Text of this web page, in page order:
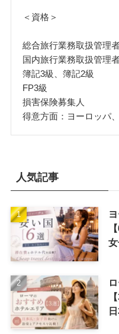
＜資格＞
総合旅行業務取扱管理
国内旅行業務取扱管理
簿記3級、簿記2級
FP3級
損害保険募集人
得意方面：ヨーロッパ
人気記事